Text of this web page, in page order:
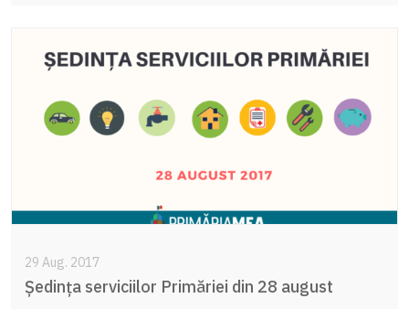
29 Aug. 2017
Ședința serviciilor Primăriei din 28 august